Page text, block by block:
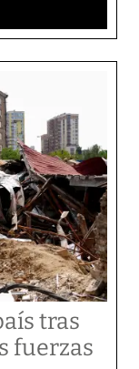
tras
fuerzas